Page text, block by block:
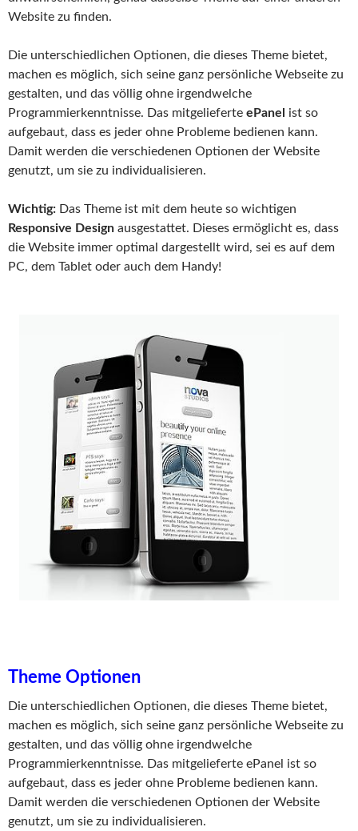
Website zu finden.
Die unterschiedlichen Optionen, die dieses Theme bietet,
machen es möglich, sich seine ganz persönliche Webseite zu
gestalten, und das völlig ohne irgendwelche
Programmierkenntnisse. Das mitgelieferte ePanel
ist so
aufgebaut, dass es jeder ohne Probleme bedienen kann.
Damit werden die verschiedenen Optionen der Website
genutzt, um sie zu individualisieren.
Wichtig: Das Theme ist mit dem heute so wichtigen
Responsive Design ausgestattet. Dieses ermöglicht es, dass
die Website immer optimal dargestellt wird, sei es auf dem
PC, dem Tablet oder auch dem Handy!
Theme Optionen
Die unterschiedlichen Optionen, die dieses Theme bietet,
machen es möglich, sich seine ganz persönliche Webseite zu
gestalten, und das völlig ohne irgendwelche
Programmierkenntnisse. Das mitgelieferte ePanel ist so
aufgebaut, dass es jeder ohne Probleme bedienen kann.
Damit werden die verschiedenen Optionen der Website
genutzt, um sie zu individualisieren.